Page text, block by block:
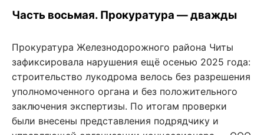
Часть восьмая. Прокуратура — дважды
Прокуратура Железнодорожного района Читы
зафиксировала нарушения ещё осенью 2025 года:
строительство лукодрома велось без разрешения
уполномоченного органа и без положительного
заключения экспертизы. По итогам проверки
были внесены представления подрядчику и